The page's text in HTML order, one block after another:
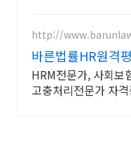
http://
바른법률HR원격
비 원격훈련기관
HRM전문가, 사회보
고충처리전문가 자